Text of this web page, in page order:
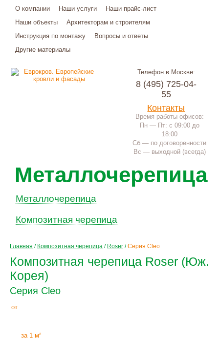
О компании Наши услуги
Наши прайс-лист
Наши объекты
Архитекторам и строителям
Инструкция по монтажу
Вопросы и ответы
Другие материалы
Телефон в Москве:
8 (495) 725-04-
55
Контакты
Время работы офисов:
Пн — Пт: с 09:00 до
18:00
Сб — по договоренности
Вс — выходной (всегда)
Металлочерепица
Металлочерепица
Композитная черепица
Главная / Композитная черепица / Roser /Серия Cleo
Композитная черепица Roser (Юж.
Корея)
Серия Cleo
от
за 1 м²